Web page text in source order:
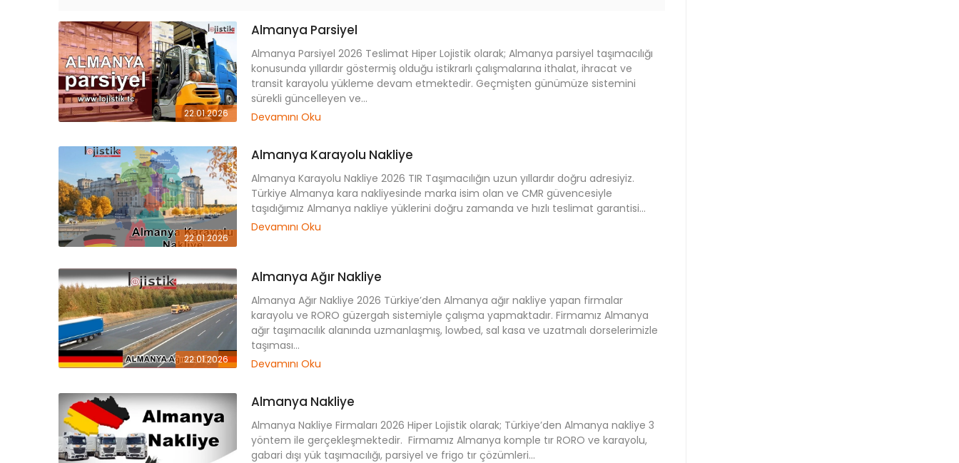
22.01.2026
Almanya Parsiyel
Almanya Parsiyel 2026 Teslimat Hiper Lojistik olarak; Almanya parsiyel taşımacılığı
konusunda yıllardır göstermiş olduğu istikrarlı çalışmalarına ithalat, ihracat ve
transit karayolu yükleme devam etmektedir. Geçmişten günümüze sistemini
sürekli güncelleyen ve...
Devamını Oku
22.01.2026
Almanya Karayolu Nakliye
Almanya Karayolu Nakliye 2026 TIR Taşımacılığın uzun yıllardır doğru adresiyiz.
Türkiye Almanya kara nakliyesinde marka isim olan ve CMR güvencesiyle
taşıdığımız Almanya nakliye yüklerini doğru zamanda ve hızlı teslimat garantisi...
Devamını Oku
22.01.2026
Almanya Ağır Nakliye
Almanya Ağır Nakliye 2026 Türkiye’den Almanya ağır nakliye yapan firmalar
karayolu ve RORO güzergah sistemiyle çalışma yapmaktadır. Firmamız Almanya
ağır taşımacılık alanında uzmanlaşmış, lowbed, sal kasa ve uzatmalı dorselerimizle
taşıması...
Devamını Oku
Almanya Nakliye
Almanya Nakliye Firmaları 2026 Hiper Lojistik olarak; Türkiye’den Almanya nakliye 3
yöntem ile gerçekleşmektedir. Firmamız Almanya komple tır RORO ve karayolu,
gabari dışı yük taşımacılığı, parsiyel ve frigo tır çözümleri...